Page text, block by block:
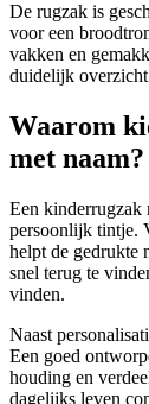
De rugzak is
voor een
vakken en
duidelijk
Waarom
met naam?
Een kinderrugzak
persoonlijk tintje.
helpt de gedrukte
snel terug te
vinden.
Naast
Een goed
houding en
dagelijks leven